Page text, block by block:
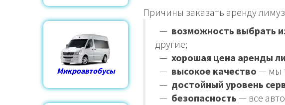
Микроавтобусы
Причины заказать аренду
— возможность выбрать
другие;
— хорошая цена аренды
— высокое качество — мы
— достойный уровень
— безопасность — все